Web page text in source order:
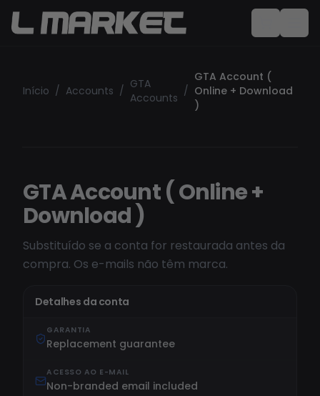
Início / Accounts / GTA
Accounts /
GTA Account (
Online + Download
)
GTA Account ( Online +
Download )
Substituído se a conta for restaurada antes da
compra. Os e-mails não têm marca.
Detalhes da conta
GARANTIA
Replacement guarantee
ACESSO AO E-MAIL
Non-branded email included